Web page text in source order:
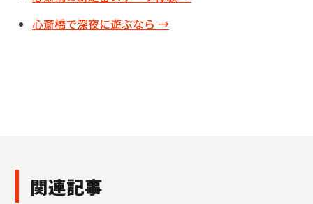
心斎橋で深夜に遊ぶなら →
関連記事